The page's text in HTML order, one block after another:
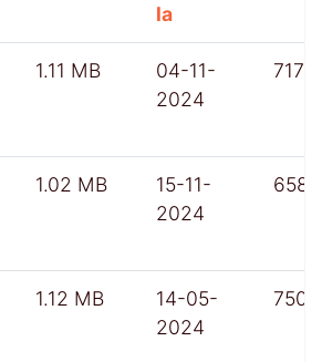
la
1.11 MB
04-11-
2024
717
1.02 MB
15-11-
2024
658
1.12 MB
14-05-
2024
750